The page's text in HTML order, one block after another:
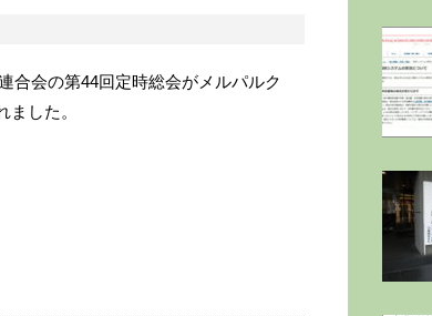
合会の第44回定時総会がメルパルク
した。